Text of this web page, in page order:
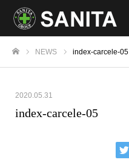
NEWS index-carcele-05
2020.05.31
index-carcele-05